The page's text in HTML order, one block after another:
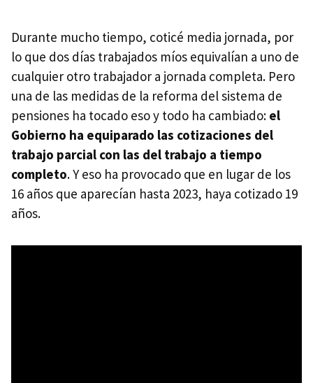
Durante mucho tiempo, coticé media jornada, por
lo que dos días trabajados míos equivalían a uno de
cualquier otro trabajador a jornada completa. Pero
una de las medidas de la reforma del sistema de
pensiones ha tocado eso y todo ha cambiado: el
Gobierno ha equiparado las cotizaciones del
trabajo parcial con las del trabajo a tiempo
completo. Y eso ha provocado que en lugar de los
16 años que aparecían hasta 2023, haya cotizado 19
años.